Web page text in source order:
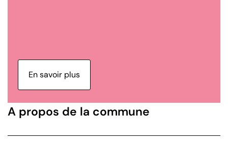
En savoir plus
A propos de la commune